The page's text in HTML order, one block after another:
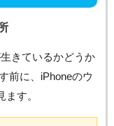
きているかどうか
前に、iPhoneのウ
す。